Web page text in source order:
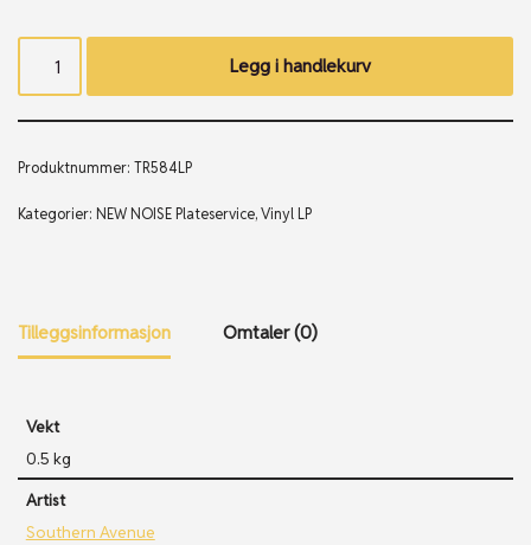
Legg i handlekurv
Produktnummer: TR584LP
Kategorier: NEW NOISE Plateservice,Vinyl LP
Tilleggsinformasjon Omtaler (0)
Vekt
0.5 kg
Artist
Southern Avenue